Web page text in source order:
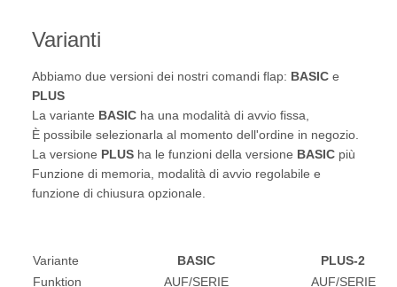
Varianti
Abbiamo due versioni dei nostri comandi flap: BASIC e
PLUS
La variante BASIC ha una modalità di avvio fissa,
È possibile selezionarla al momento dell'ordine in negozio.
La versione PLUS ha le funzioni della versione BASIC più
Funzione di memoria, modalità di avvio regolabile e
funzione di chiusura opzionale.
Variante BASIC
PLUS-2
Funktion
AUF/SERIE
AUF/SERIE